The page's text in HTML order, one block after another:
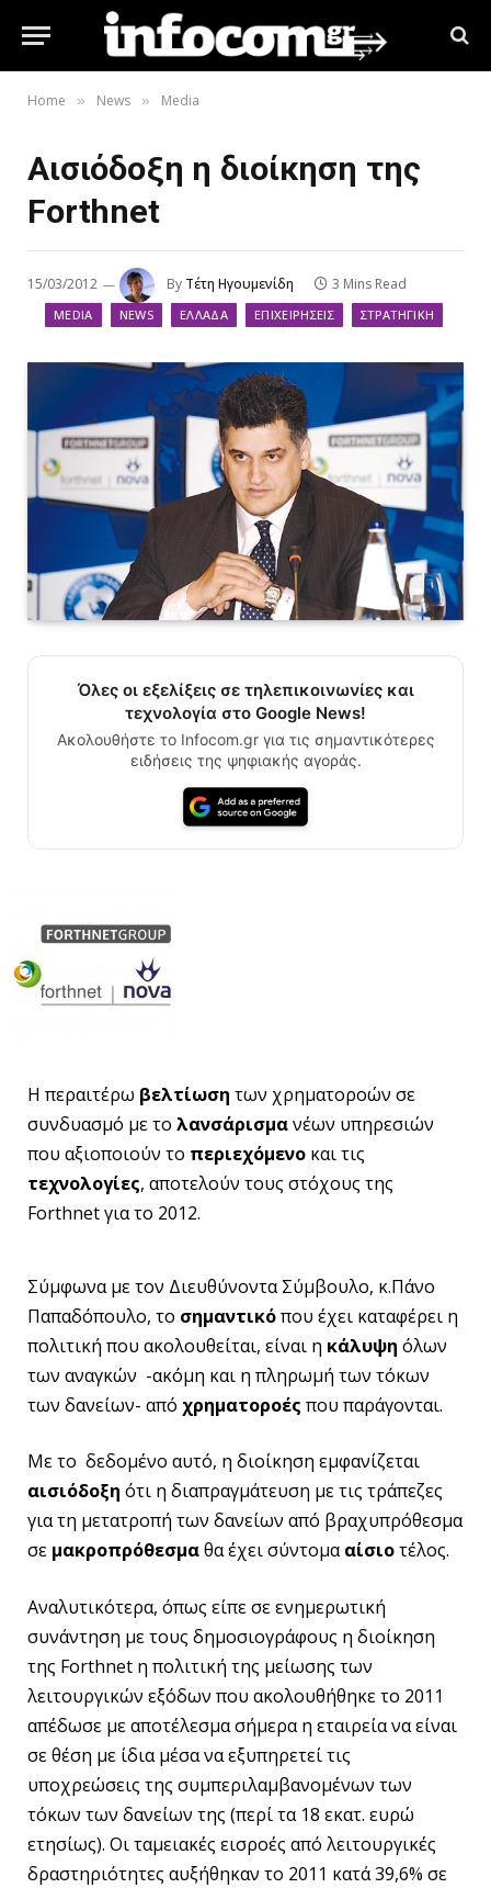
Home » News » Media
Αισιόδοξη η διοίκηση της
Forthnet
15/03/2012 By Τέτη Ηγουμενίδη 3 Mins Read
MEDIA NEWS ΕΛΛΆΔΑ ΕΠΙΧΕΙΡΉΣΕΙΣ ΣΤΡΑΤΗΓΙΚΉ
Όλες οι εξελίξεις σε τηλεπικοινωνίες και
τεχνολογία στο Google News!
Ακολουθήστε το Infocom.gr για τις σημαντικότερες
ειδήσεις της ψηφιακής αγοράς.
Η περαιτέρω βελτίωση των χρηματοροών σε
συνδυασμό με το λανσάρισμανέων υπηρεσιών
που αξιοποιούν το περιεχόμενο και τις
τεχνολογίες, αποτελούν τους στόχους της
Forthnet για το 2012.
Σύμφωνα με τον Διευθύνοντα Σύμβουλο, κ.Πάνο
Παπαδόπουλο, το σημαντικόπου έχει καταφέρει η
πολιτική που ακολουθείται, είναι η κάλυψη όλων
των αναγκών -ακόμη και η πληρωμή των τόκων
των δανείων- από χρηματοροές που παράγονται.
Με το δεδομένο αυτό, η διοίκηση εμφανίζεται
αισιόδοξη ότι η διαπραγμάτευση με τις τράπεζες
για τη μετατροπή των δανείων από βραχυπρόθεσμα
σε μακροπρόθεσμαθα έχει σύντομααίσιοτέλος.
Αναλυτικότερα, όπως είπε σε ενημερωτική
συνάντηση με τους δημοσιογράφους η διοίκηση
της Forthnet η πολιτική της μείωσης των
λειτουργικών εξόδων που ακολουθήθηκε το 2011
απέδωσε με αποτέλεσμα σήμερα η εταιρεία να είναι
σε θέση με ίδια μέσα να εξυπηρετεί τις
υποχρεώσεις της συμπεριλαμβανομένων των
τόκων των δανείων της (περί τα 18 εκατ. ευρώ
ετησίως). Οι ταμειακές εισροές από λειτουργικές
δραστηριότητες αυξήθηκαν το 2011 κατά 39,6% σε